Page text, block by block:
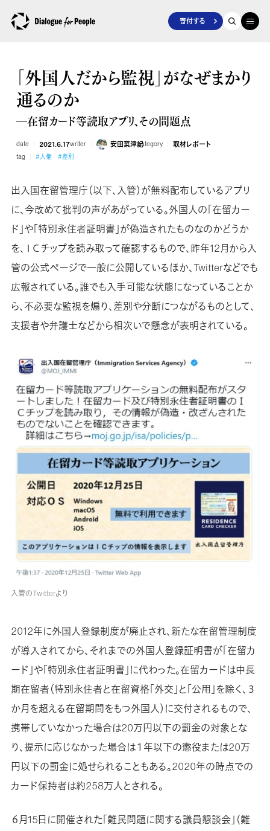
寄付する
「外国人だから監視」がなぜまかり
通るのか
―在留カード等読取アプリ、その問題点
date 2021.6.17writer 安田菜津紀category 取材レポート
tag #人権 #差別
出入国在留管理庁（以下、入管）が無料配布しているアプリ
に、今改めて批判の声があがっている。外国人の「在留カー
ド」や「特別永住者証明書」が偽造されたものなのかどうか
を、ＩＣチップを読み取って確認するもので、昨年12月から入
管の公式ページで一般に公開しているほか、Twitterなどでも
広報されている。誰でも入手可能な状態になっていることか
ら、不必要な監視を煽り、差別や分断につながるものとして、
支援者や弁護士などから相次いで懸念が表明されている。
入管のTwitterより
2012年に外国人登録制度が廃止され、新たな在留管理制度
が導入されてから、それまでの外国人登録証明書が「在留カ
ード」や「特別永住者証明書」に代わった。在留カードは中長
期在留者（特別永住者と在留資格「外交」と「公用」を除く、３
か月を超える在留期間をもつ外国人）に交付されるもので、
携帯していなかった場合は20万円以下の罰金の対象とな
り、提示に応じなかった場合は１年以下の懲役または20万
円以下の罰金に処せられることもある。2020年の時点での
カード保持者は約258万人とされる。
６月15日に開催された「難民問題に関する議員懇談会」（難